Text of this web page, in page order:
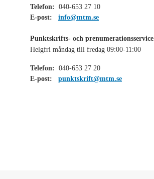
Telefon: 040-653 27 10
E-post:
info@mtm.se
Punktskrifts- och prenumerationsservice
Helgfri måndag till fredag 09:00-11:00
Telefon: 040-653 27 20
E-post:
punktskrift@mtm.se